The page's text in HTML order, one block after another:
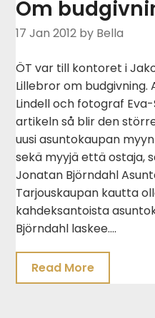
Om
17 Jan 2012 by Bella
ÖT var till kontoret i
Lillebror om budgivning.
Lindell och fotograf
artikeln så blir den
uusi asuntokaupan
sekä myyjä että ostaja,
Jonatan Björndahl
Tarjouskaupan kautta
kahdeksantoista
Björndahl laskee….
Read More